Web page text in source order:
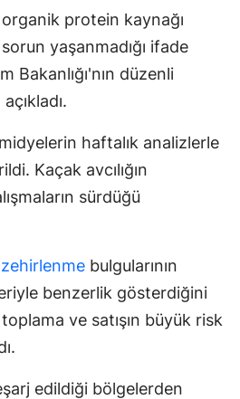
protein kaynağı
yaşanmadığı ifade
Bakanlığı'nın düzenli
haftalık analizlerle
Kaçak avcılığın
sürdüğü
zehirlenme bulgularının
benzerlik gösterdiğini
ve satışın büyük risk
edildiği bölgelerden